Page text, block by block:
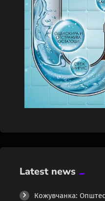
Latest news
Кожувчанка: